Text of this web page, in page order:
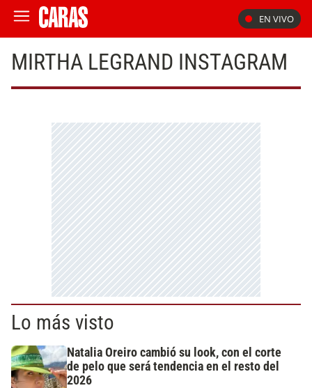
EN VIVO
MIRTHA LEGRAND INSTAGRAM
Lo más visto
Natalia Oreiro cambió su look, con el corte
de pelo que será tendencia en el resto del
2026